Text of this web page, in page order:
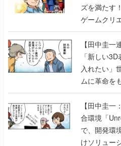
【田中圭一
「新しい3D
入れたい」
ムに革命を
のいたり】
【田中圭一
合環境「
で、開発環
けソリュ
に行って、
【田中圭一
編】すべて